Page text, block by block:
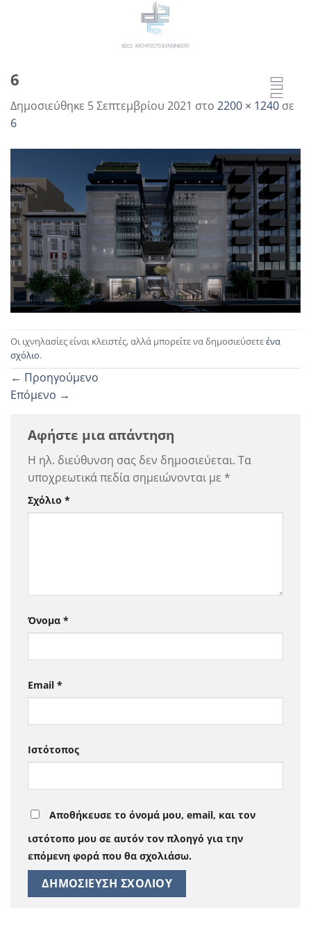
6
Δημοσιεύθηκε 5 Σεπτεμβρίου 2021 στο 2200 × 1240 σε
6
Οι ιχνηλασίες είναι κλειστές, αλλά μπορείτε να δημοσιεύσετεένα
σχόλιο.
← Προηγούμενο
Επόμενο →
Αφήστε μια απάντηση
Η ηλ. διεύθυνση σας δεν δημοσιεύεται. Τα
υποχρεωτικά πεδία σημειώνονται με *
Σχόλιο *
Όνομα *
Email *
Ιστότοπος
Αποθήκευσε το όνομά μου, email, και τον
ιστότοπο μου σε αυτόν τον πλοηγό για την
επόμενη φορά που θα σχολιάσω.